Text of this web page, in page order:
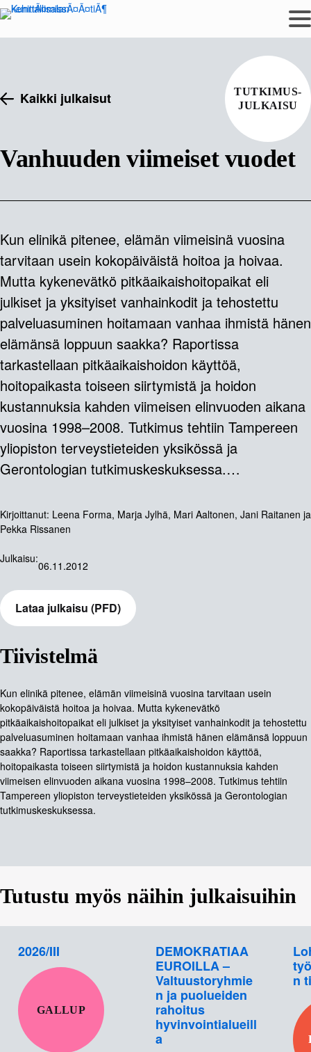
Siirry
sisältöön
Kaikki julkaisut
Vanhuuden viimeiset vuodet
TUTKIMUS-
JULKAISU
Kun elinikä pitenee, elämän viimeisinä vuosina
tarvitaan usein kokopäiväistä hoitoa ja hoivaa.
Mutta kykenevätkö pitkäaikaishoitopaikat eli
julkiset ja yksityiset vanhainkodit ja tehostettu
palveluasuminen hoitamaan vanhaa ihmistä hänen
elämänsä loppuun saakka? Raportissa
tarkastellaan pitkäaikaishoidon käyttöä,
hoitopaikasta toiseen siirtymistä ja hoidon
kustannuksia kahden viimeisen elinvuoden aikana
vuosina 1998–2008. Tutkimus tehtiin Tampereen
yliopiston terveystieteiden yksikössä ja
Gerontologian tutkimuskeskuksessa.…
Kirjoittanut: Leena Forma, Marja Jylhä, Mari Aaltonen, Jani Raitanen ja
Pekka Rissanen
Julkaisu:
06.11.2012
Lataa julkaisu (PFD)
Tiivistelmä
Kun elinikä pitenee, elämän viimeisinä vuosina tarvitaan usein
kokopäiväistä hoitoa ja hoivaa. Mutta kykenevätkö
pitkäaikaishoitopaikat eli julkiset ja yksityiset vanhainkodit ja tehostettu
palveluasuminen hoitamaan vanhaa ihmistä hänen elämänsä loppuun
saakka? Raportissa tarkastellaan pitkäaikaishoidon käyttöä,
hoitopaikasta toiseen siirtymistä ja hoidon kustannuksia kahden
viimeisen elinvuoden aikana vuosina 1998–2008. Tutkimus tehtiin
Tampereen yliopiston terveystieteiden yksikössä ja Gerontologian
tutkimuskeskuksessa.
Tutustu myös näihin julkaisuihin
2026/III
GALLUP
DEMOKRATIAA
EUROILLA –
Valtuustoryhmie
n ja puolueiden
rahoitus
hyvinvointialueill
a
n